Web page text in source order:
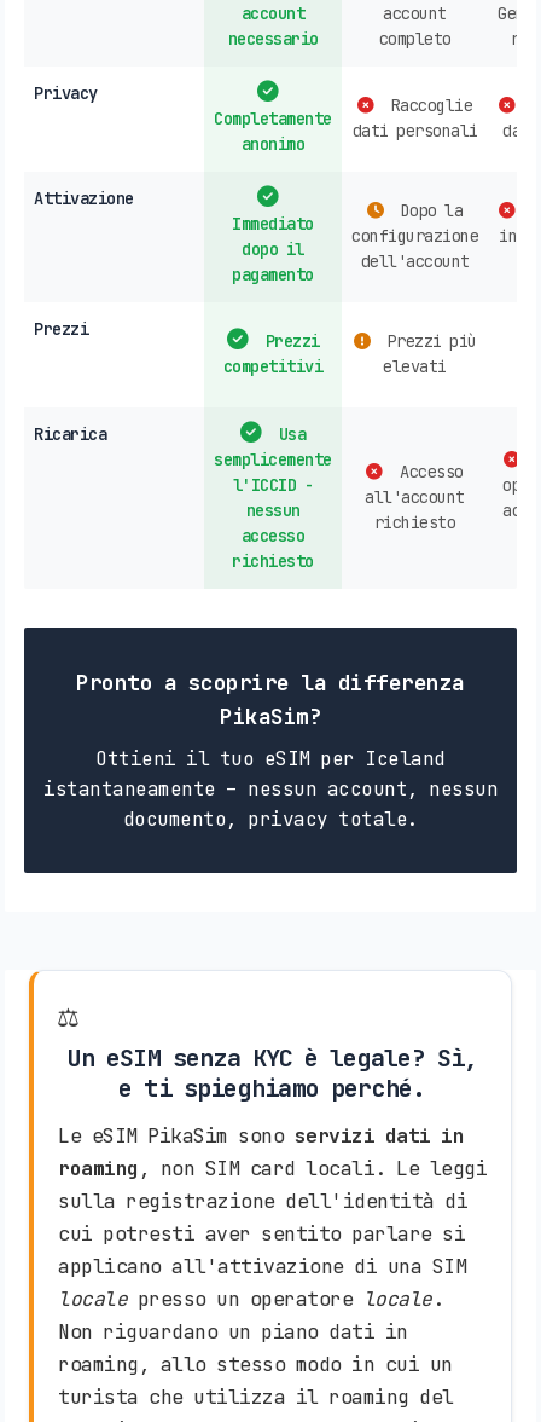
account
necessario
account
completo
Privacy
Completamente
anonimo
Raccoglie
dati personali
dati
Attivazione
Immediato
dopo il
pagamento
Dopo la
configurazione
dell'account
in
Prezzi
Prezzi
competitivi
Prezzi più
elevati
Ricarica
Usa
semplicemente
l'ICCID -
nessun
accesso
richiesto
Accesso
all'account
richiesto
Pronto a scoprire la differenza
PikaSim?
Ottieni il tuo eSIM per Iceland
istantaneamente – nessun account, nessun
documento, privacy totale.
⚖️
Un eSIM senza KYC è legale? Sì,
e ti spieghiamo perché.
Le eSIM PikaSim sono servizi dati in
roaming , non SIM card locali. Le leggi
sulla registrazione dell'identità di
cui potresti aver sentito parlare si
applicano all'attivazione di una SIM
localepresso un operatore locale.
Non riguardano un piano dati in
roaming, allo stesso modo in cui un
turista che utilizza il roaming del